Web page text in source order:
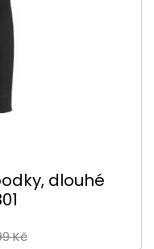
dlouhé
Kč